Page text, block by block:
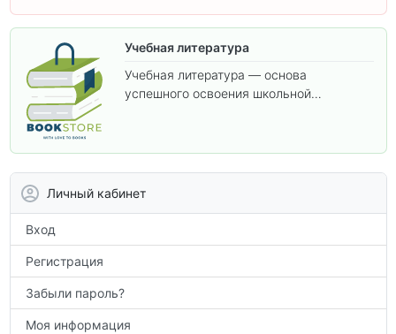
Учебная литература
Учебная литература — основа
успешного освоения школьной
Личный кабинет
Вход
Регистрация
Забыли пароль?
Моя информация